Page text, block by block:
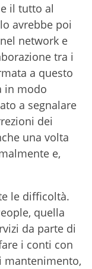
il tutto al
avrebbe poi
network e
tra i
a questo
in modo
a segnalare
dei
una volta
e,
le difficoltà.
quella
da parte di
i conti con
mantenimento,